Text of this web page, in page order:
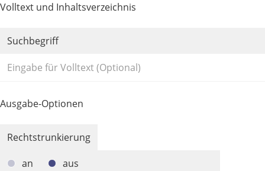
Volltext und Inhaltsverzeichnis
Suchbegriff
Ausgabe-Optionen
Rechtstrunkierung
an
aus